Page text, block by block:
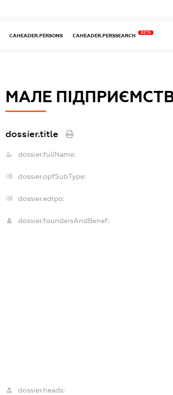
CAHEADER.PERSONS CAHEADER.PERSSEARCH
BETA
МАЛЕ
dossier.title
dossier.fullName:
dossier.opfSubType:
dossier.edrpo:
dossier.foundersAndBenef:
dossier.heads: